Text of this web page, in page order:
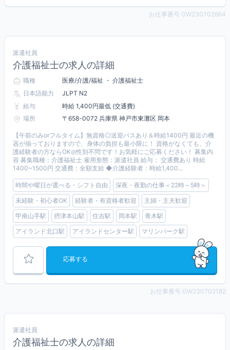
お仕事番号 GW230702664
派遣社員
介護福祉士の求人の詳細
職種
医療/介護/福祉 ・ 介護福祉士
日本語能力
JLPT N2
給与
時給 1,400円最低 (交通費)
場所
〒658-0072 兵庫県 神戸市東灘区 岡本
【午前のみorフルタイム】無資格◎送迎バスあり＆時給1400円 最近の機
器が揃っておりますので、身体の負担も最小限に！ 資格がなくても、介
護経験者の方ならOK◎性別不問です！お気軽にご応募ください！ 募集内
容 募集職種：介護福祉士 雇用形態：派遣社員 給与： 交通費あり 時給
1400~1500円 交通費：全額支給 ◆介護経験者：時給1,400...
時間や曜日が選べる・シフト自由
深夜・夜勤の仕事＜22時～5時＞
未経験・初心者OK
経験者・有資格者歓迎
主婦・主夫歓迎
甲南山手駅
摂津本山駅 住吉駅 岡本駅
青木駅
アイランド北口駅
アイランドセンター駅 マリンパーク駅
応募する
お仕事番号 GW230702182
派遣社員
介護福祉士の求人の詳細